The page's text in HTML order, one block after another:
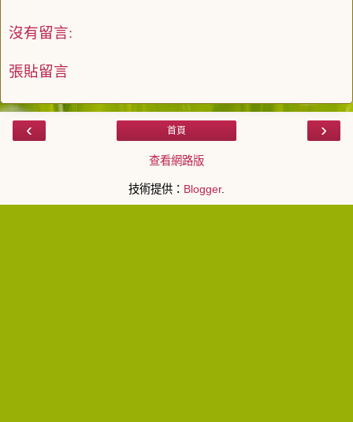
沒有留言:
張貼留言
‹ ›
首頁
查看網路版
技術提供： Blogger.